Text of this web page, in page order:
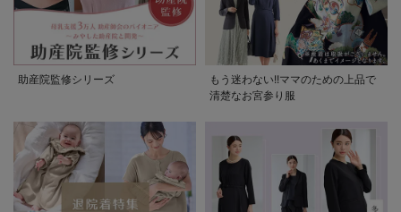
助産院監修シリーズ
もう迷わない!!ママのための上品で
清楚なお宮参り服